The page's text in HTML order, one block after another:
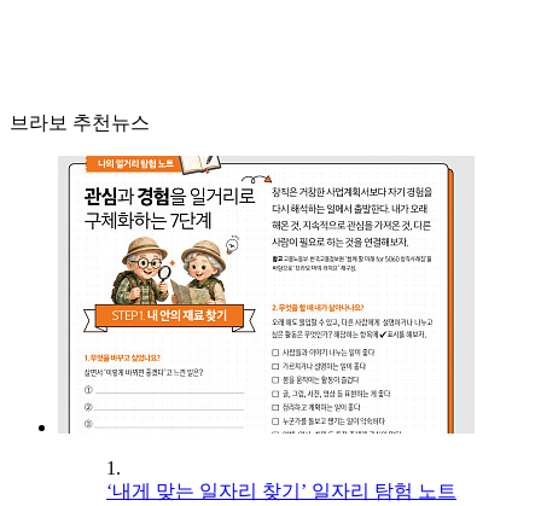
브라보 추천뉴스
1.
‘내게 맞는 일자리 찾기’ 일자리 탐험 노트